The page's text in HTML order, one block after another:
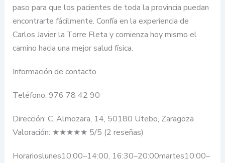
paso para que los pacientes de toda la provincia puedan
encontrarte fácilmente. Confía en la experiencia de
Carlos Javier la Torre Fleta y comienza hoy mismo el
camino hacia una mejor salud física.
Información de contacto
Teléfono: 976 78 42 90
Dirección: C. Almozara, 14, 50180 Utebo, Zaragoza
Valoración: ★★★★★ 5/5 (2 reseñas)
Horarioslunes10:00–14:00, 16:30–20:00martes10:00–